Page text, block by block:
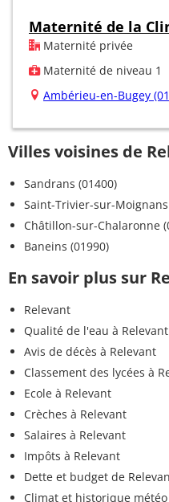
Maternité de la
Maternité privée
Maternité de niveau 1
Ambérieu-en-Bugey
Villes voisines de
Sandrans (01400)
Saint-Trivier-sur-Moignans
Châtillon-sur-Chalaronne
Baneins (01990)
En savoir plus sur
Relevant
Qualité de l'eau à Relevant
Avis de décès à Relevant
Classement des lycées à
Ecole à Relevant
Crèches à Relevant
Salaires à Relevant
Impôts à Relevant
Dette et budget de
Climat et historique